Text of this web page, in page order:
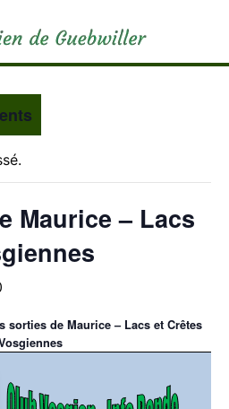
Maurice – Lacs
sorties de Maurice – Lacs et Crêtes